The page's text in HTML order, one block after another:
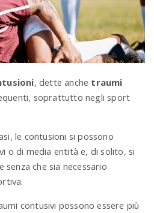
, dette anche traumi
soprattutto negli sport
le contusioni si possono
o di media entità e, di solito, si
che sia necessario
contusivi possono essere più